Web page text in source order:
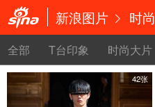
新浪图片 时尚
全部 T台印象 时尚大片
42张